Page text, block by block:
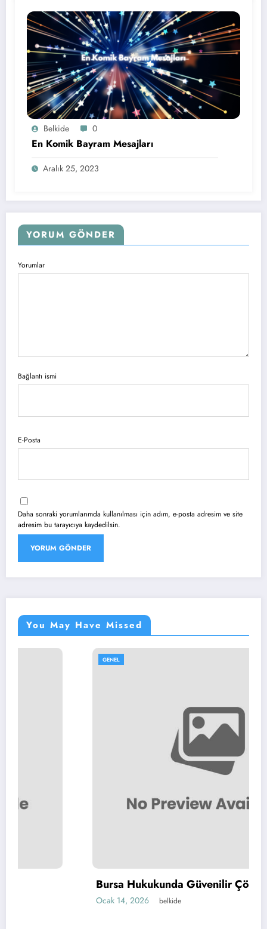
Belkide 0
En Komik Bayram Mesajları
Aralık 25, 2023
YORUM GÖNDER
Yorumlar
Bağlantı ismi
E-Posta
Daha sonraki yorumlarımda kullanılması için adım, e-posta adresim ve site
adresim bu tarayıcıya kaydedilsin.
You May Have Missed
Bursa Hukukunda Güvenilir Çözümler
belkide